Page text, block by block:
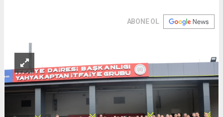
ABONE OL